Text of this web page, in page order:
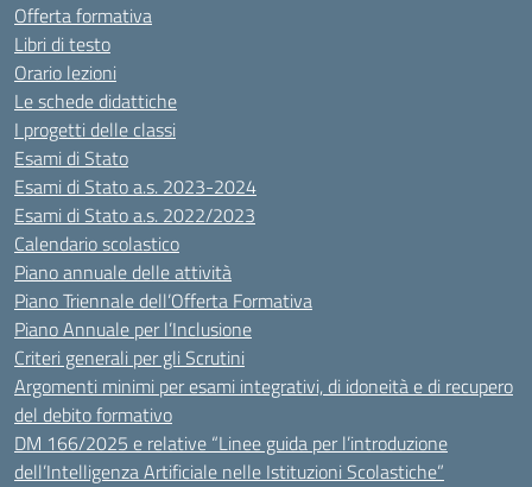
Offerta formativa
Libri di testo
Orario lezioni
Le schede didattiche
I progetti delle classi
Esami di Stato
Esami di Stato a.s. 2023-2024
Esami di Stato a.s. 2022/2023
Calendario scolastico
Piano annuale delle attività
Piano Triennale dell’Offerta Formativa
Piano Annuale per l’Inclusione
Criteri generali per gli Scrutini
Argomenti minimi per esami integrativi, di idoneità e di recupero
del debito formativo
DM 166/2025 e relative “Linee guida per l’introduzione
dell’Intelligenza Artificiale nelle Istituzioni Scolastiche”